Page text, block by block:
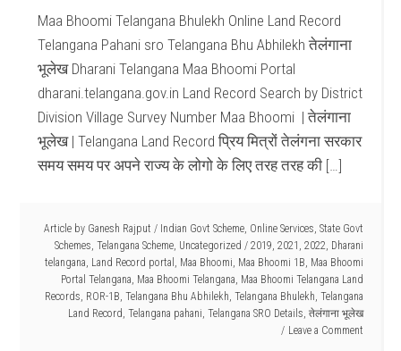
Maa Bhoomi Telangana Bhulekh Online Land Record
Telangana Pahani sro Telangana Bhu Abhilekh तेलंगाना
भूलेख Dharani Telangana Maa Bhoomi Portal
dharani.telangana.gov.in Land Record Search by District
Division Village Survey Number Maa Bhoomi | तेलंगाना
भूलेख | Telangana Land Record प्रिय मित्रों तेलंगना सरकार
समय समय पर अपने राज्य के लोगो के लिए तरह तरह की […]
Article by Ganesh Rajput / Indian Govt Scheme, Online Services, State Govt
Schemes, Telangana Scheme, Uncategorized / 2019, 2021 , 2022, Dharani
telangana, Land Record portal , Maa Bhoomi, Maa Bhoomi 1B, Maa Bhoomi
Portal Telangana, Maa Bhoomi Telangana, Maa Bhoomi Telangana Land
Records, ROR-1B, Telangana Bhu Abhilekh, Telangana Bhulekh, Telangana
Land Record, Telangana pahani, Telangana SRO Details, तेलंगाना भूलेख
Leave a Comment